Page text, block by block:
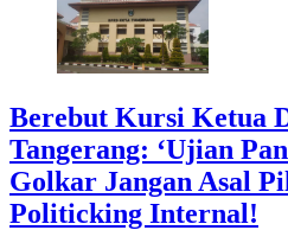
Berebut Kursi Ketua
Tangerang: ‘Ujian
Golkar Jangan Asal
Politicking Internal!